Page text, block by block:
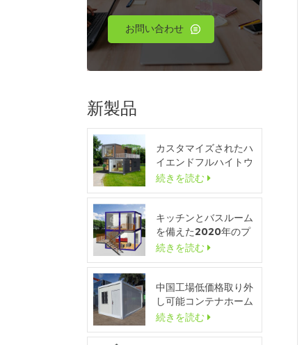
お問い合わせ
新製品
カスタマイズされたハ
イエンドフルハイトウ
ィンドウモジュラーポ
ータブルホーム
続きを読む
キッチンとバスルーム
を備えた2020年のプ
レハブの豪華なフラッ
トパックコンテナハウ
続きを読む
中国工場低価格取り外
し可能コンテナホーム
ハウス販売
続きを読む